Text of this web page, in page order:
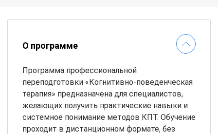
О программе
Программа профессиональной
переподготовки «Когнитивно-поведенческая
терапия» предназначена для специалистов,
желающих получить практические навыки и
системное понимание методов КПТ. Обучение
проходит в дистанционном формате, без